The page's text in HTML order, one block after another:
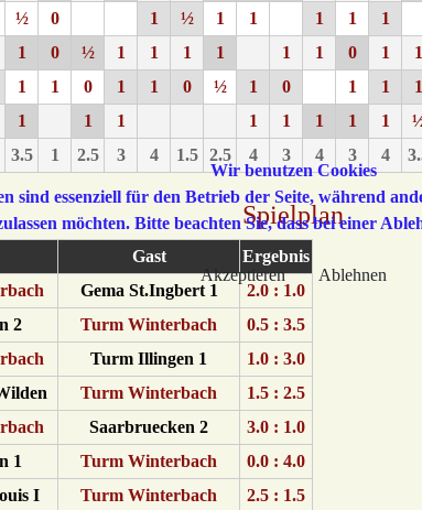
½ 0 1 ½ 1 1 1 1 1
1 0 ½ 1 1 1 1 1 1 0 1 1
1 1 0 1 1 0 ½ 1 0 1 1 1
1 1 1 1 1 1 1 1
3.5 1 2.5 3 4 1.5 2.5 4 3 4 3 4
Spielplan
Gast
Ergebnis
Gema St.Ingbert 1
2.0 : 1.0
2 Turm Winterbach
0.5 : 3.5
Turm Illingen 1
1.0 : 3.0
Turm Winterbach
1.5 : 2.5
Saarbruecken 2
3.0 : 1.0
1 Turm Winterbach
0.0 : 4.0
I Turm Winterbach
2.5 : 1.5
Wir benutzen Cookies
sind essenziell für den Betrieb der Seite, während
möchten. Bitte beachten Sie, dass bei einer
Akzeptieren Ablehnen